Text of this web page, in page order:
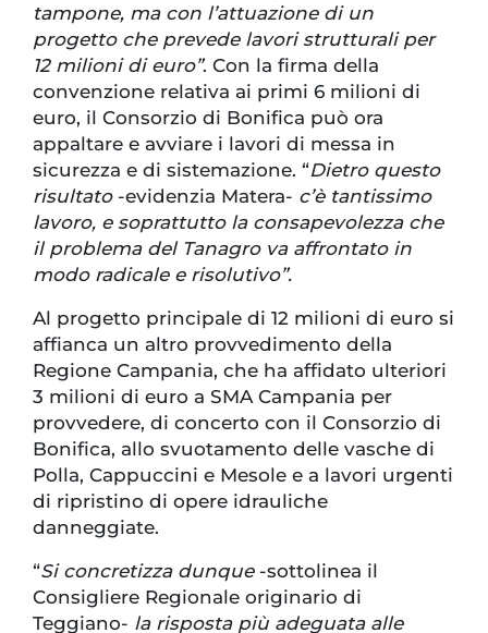
tampone, ma con l’attuazione di un
progetto che prevede lavori strutturali per
12 milioni di euro”. Con la firma della
convenzione relativa ai primi 6 milioni di
euro, il Consorzio di Bonifica può ora
appaltare e avviare i lavori di messa in
sicurezza e di sistemazione. “Dietro questo
risultato-evidenzia Matera- c’è tantissimo
lavoro, e soprattutto la consapevolezza che
il problema del Tanagro va affrontato in
modo radicale e risolutivo”.
Al progetto principale di 12 milioni di euro si
affianca un altro provvedimento della
Regione Campania, che ha affidato ulteriori
3 milioni di euro a SMA Campania per
provvedere, di concerto con il Consorzio di
Bonifica, allo svuotamento delle vasche di
Polla, Cappuccini e Mesole e a lavori urgenti
di ripristino di opere idrauliche
danneggiate.
“Si concretizza dunque-sottolinea il
Consigliere Regionale originario di
Teggiano- la risposta più adeguata alle